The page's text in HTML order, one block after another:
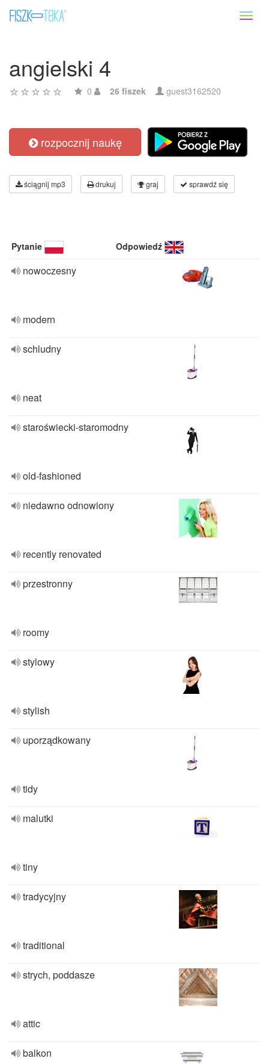
angielski 4
0 26 fiszek guest3162520
rozpocznij naukę
ściągnij mp3 drukuj graj sprawdź się
Pytanie Odpowiedź
nowoczesny
modern
schludny
neat
staroświecki-staromodny
old-fashioned
niedawno odnowiony
recently renovated
przestronny
roomy
stylowy
stylish
uporządkowany
tidy
malutki
tiny
tradycyjny
traditional
strych, poddasze
attic
balkon